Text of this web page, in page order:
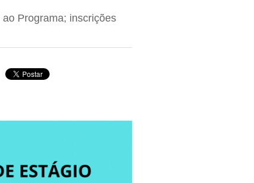
Programa; inscrições